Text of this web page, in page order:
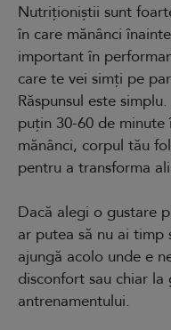
Nutriționiștii sunt
în care mănânci
important în
care te vei simți pe
Răspunsul este
puțin 30-60 de
mănânci, corpul tău
pentru a transforma
Dacă alegi o gustare
ar putea să nu ai timp
ajungă acolo unde e
disconfort sau chiar
antrenamentului.